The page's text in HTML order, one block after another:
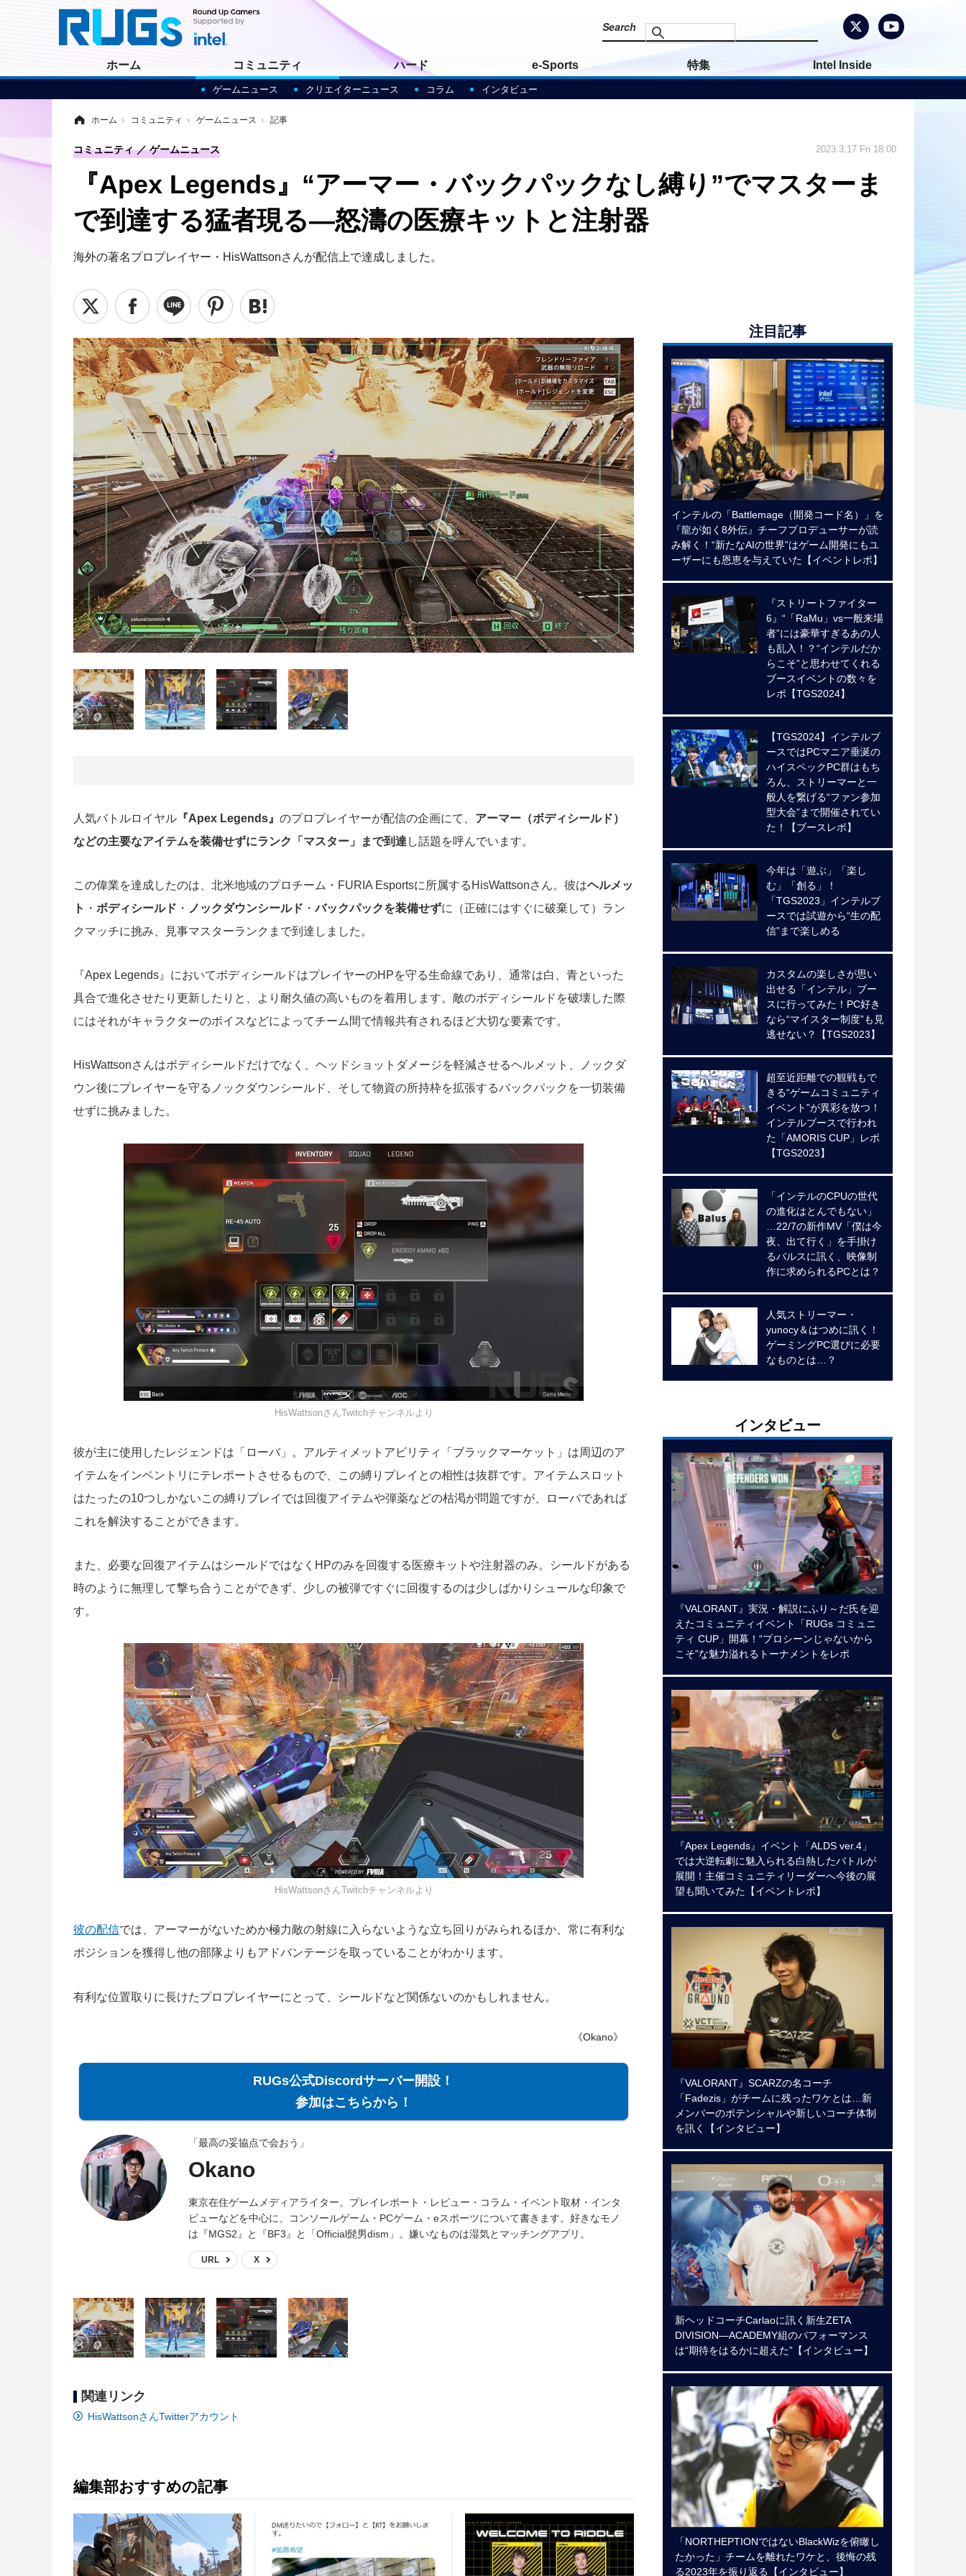
ホーム コミュニティ
ゲームニュース クリエイターニュース コラム インタビュー
ハード e-Sports 特集 Intel Inside
ホーム › コミュニティ › ゲームニュース › 記事
『Apex Legends』“アーマー・バックパックなし縛り”でマスターま
で到達する猛者現る―怒濤の医療キットと注射器
海外の著名プロプレイヤー・HisWattsonさんが配信上で達成しました。
コミュニティ ゲームニュース 2023.3.17 Fri 18:00
人気バトルロイヤル 『Apex Legends』 のプロプレイヤーが配信の企画にて、 アーマー（ボディシールド）
などの主要なアイテムを装備せずにランク「マスター」まで到達 し話題を呼んでいます。
この偉業を達成したのは、北米地域のプロチーム・FURIA Esportsに所属するHisWattsonさん。彼はヘルメッ
ト ・ ボディシールド ・ ノックダウンシールド ・バックパックを装備せずに（正確にはすぐに破棄して）ラン
クマッチに挑み、見事マスターランクまで到達しました。
『Apex Legends』においてボディシールドはプレイヤーのHPを守る生命線であり、通常は白、青といった
具合で進化させたり更新したりと、より耐久値の高いものを着用します。敵のボディシールドを破壊した際
にはそれがキャラクターのボイスなどによってチーム間で情報共有されるほど大切な要素です。
HisWattsonさんはボディシールドだけでなく、ヘッドショットダメージを軽減させるヘルメット、ノックダ
ウン後にプレイヤーを守るノックダウンシールド、そして物資の所持枠を拡張するバックパックを一切装備
せずに挑みました。
HisWattsonさんTwitchチャンネルより
彼が主に使用したレジェンドは「ローバ」。アルティメットアビリティ「ブラックマーケット」は周辺のア
イテムをインベントリにテレポートさせるもので、この縛りプレイとの相性は抜群です。アイテムスロット
はたったの10つしかないこの縛りプレイでは回復アイテムや弾薬などの枯渇が問題ですが、ローバであれば
これを解決することができます。
また、必要な回復アイテムはシールドではなくHPのみを回復する医療キットや注射器のみ。シールドがある
時のように無理して撃ち合うことができず、少しの被弾ですぐに回復するのは少しばかりシュールな印象で
す。
HisWattsonさんTwitchチャンネルより
彼の配信では、アーマーがないためか極力敵の射線に入らないような立ち回りがみられるほか、常に有利な
ポジションを獲得し他の部隊よりもアドバンテージを取っていることがわかります。
有利な位置取りに長けたプロプレイヤーにとって、シールドなど関係ないのかもしれません。
《Okano》
RUGs公式Discordサーバー開設！
参加はこちらから！
「最高の妥協点で会おう」
Okano
東京在住ゲームメディアライター。プレイレポート・レビュー・コラム・イベント取材・インタ
ビューなどを中心に、コンソールゲーム・PCゲーム・eスポーツについて書きます。好きなモノ
は『MGS2』と『BF3』と「Official髭男dism」。嫌いなものは湿気とマッチングアプリ。
URL X
関連リンク
HisWattsonさんTwitterアカウント
編集部おすすめの記事
注目記事
インテルの「Battlemage（開発コード名）」を
『龍が如く8外伝』チーフプロデューサーが読
み解く！“新たなAIの世界”はゲーム開発にもユ
ーザーにも恩恵を与えていた【イベントレポ】
『ストリートファイター
6』“「RaMu」vs一般来場
者”には豪華すぎるあの人
も乱入！？“インテルだか
らこそ”と思わせてくれる
ブースイベントの数々を
レポ【TGS2024】
【TGS2024】インテルブ
ースではPCマニア垂涎の
ハイスペックPC群はもち
ろん、ストリーマーと一
般人を繋げる“ファン参加
型大会”まで開催されてい
た！【ブースレポ】
今年は「遊ぶ」「楽し
む」「創る」！
「TGS2023」インテルブ
ースでは試遊から“生の配
信”まで楽しめる
カスタムの楽しさが思い
出せる「インテル」ブー
スに行ってみた！PC好き
なら“マイスター制度”も見
逃せない？【TGS2023】
超至近距離での観戦もで
きる“ゲームコミュニティ
イベント”が異彩を放つ！
インテルブースで行われ
た「AMORIS CUP」レポ
【TGS2023】
「インテルのCPUの世代
の進化はとんでもない」
…22/7の新作MV「僕は今
夜、出て行く」を手掛け
るバルスに訊く、映像制
作に求められるPCとは？
人気ストリーマー・
yunocy＆はつめに訊く！
ゲーミングPC選びに必要
なものとは…？
インタビュー
『VALORANT』実況・解説にふり～だ氏を迎
えたコミュニティイベント「RUGs コミュニ
ティ CUP」開幕！“プロシーンじゃないから
こそ”な魅力溢れるトーナメントをレポ
『Apex Legends』イベント「ALDS ver.4」
では大逆転劇に魅入られる白熱したバトルが
展開！主催コミュニティリーダーへ今後の展
望も聞いてみた【イベントレポ】
『VALORANT』SCARZの名コーチ
「Fadezis」がチームに残ったワケとは…新
メンバーのポテンシャルや新しいコーチ体制
を訊く【インタビュー】
新ヘッドコーチCarlaoに訊く新生ZETA
DIVISION―ACADEMY組のパフォーマンス
は“期待をはるかに超えた”【インタビュー】
「NORTHEPTIONではないBlackWizを俯瞰し
たかった」チームを離れたワケと、後悔の残
る2023年を振り返る【インタビュー】